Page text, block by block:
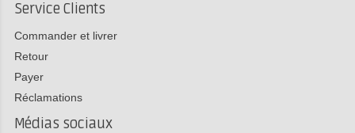
Service Clients
Commander et livrer
Retour
Payer
Réclamations
Médias sociaux